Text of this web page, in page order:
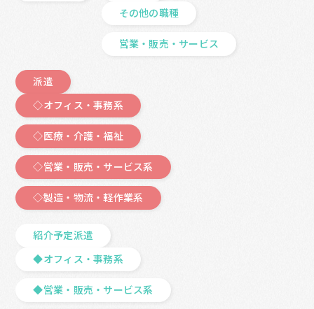
その他の職種
営業・販売・サービス
派遣
◇オフィス・事務系
◇医療・介護・福祉
◇営業・販売・サービス系
◇製造・物流・軽作業系
紹介予定派遣
◆オフィス・事務系
◆営業・販売・サービス系